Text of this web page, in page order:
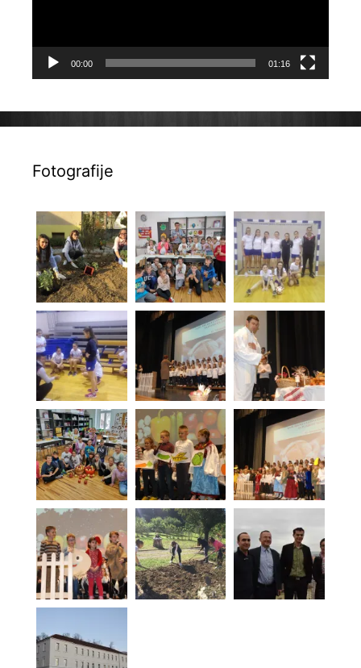
00:00 01:16
Fotografije